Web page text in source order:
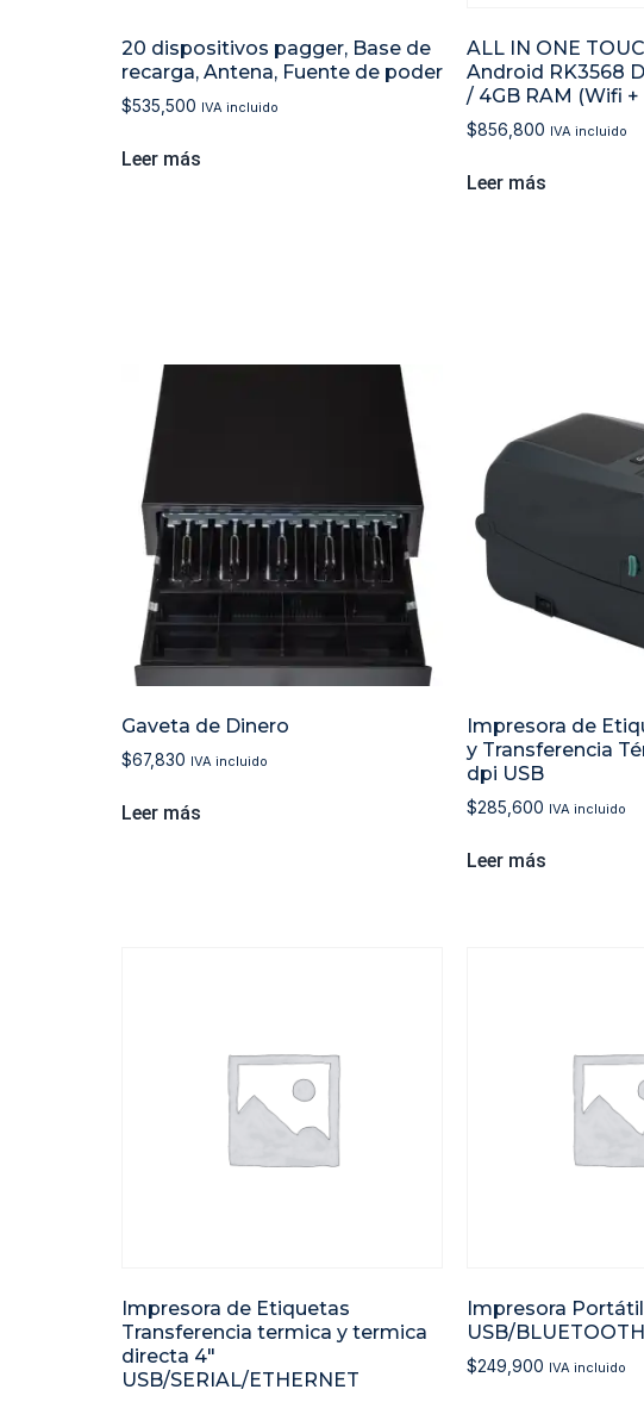
20 dispositivos pagger, Base de
recarga, Antena, Fuente de poder
$535,500 IVA incluido
Leer más
ALL IN ONE
Android RK3568
/ 4GB RAM (Wifi
$856,800 IVA incluido
Leer más
Gaveta de Dinero
$67,830 IVA incluido
Leer más
Impresora de
y Transferencia
dpi USB
$285,600 IVA incluido
Leer más
Impresora de Etiquetas
Transferencia termica y termica
directa 4″
USB/SERIAL/ETHERNET
Impresora
USB/
$249,900 IVA incluido